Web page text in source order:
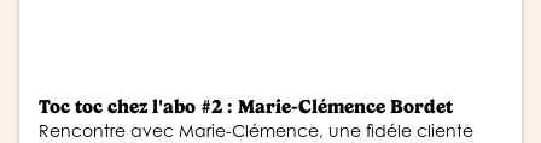
Toc toc chez l'abo #2 : Marie-Clémence Bordet
Rencontre avec Marie-Clémence, une fidéle cliente